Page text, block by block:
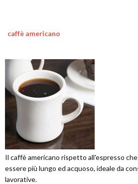
caffè americano
Il caffè americano rispetto all'espresso
essere più lungo ed acquoso, ideale da
lavorative.